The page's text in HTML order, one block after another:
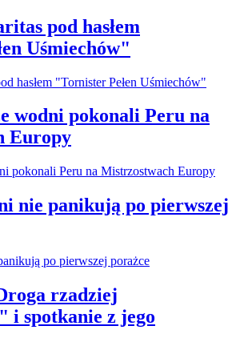
pod hasłem
Uśmiechów"
wodni pokonali Peru na
Europy
nie panikują po pierwszej
rzadziej
i spotkanie z jego